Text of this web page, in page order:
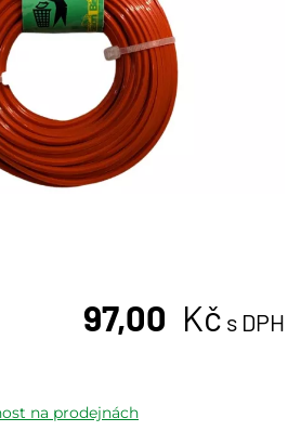
97,00 Kč s DPH
na prodejnách